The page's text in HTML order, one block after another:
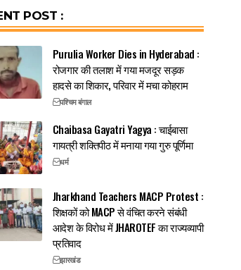
POST :
Purulia Worker Dies in Hyderabad :
रोजगार की तलाश में गया मजदूर सड़क
हादसे का शिकार, परिवार में मचा कोहराम
पश्चिम बंगाल
Chaibasa Gayatri Yagya : चाईबासा
गायत्री शक्तिपीठ में मनाया गया गुरु पूर्णिमा
धर्म
Jharkhand Teachers MACP Protest :
शिक्षकों को MACP से वंचित करने संबंधी
आदेश के विरोध में JHAROTEF का राज्यव्यापी
प्रतिवाद
झारखंड